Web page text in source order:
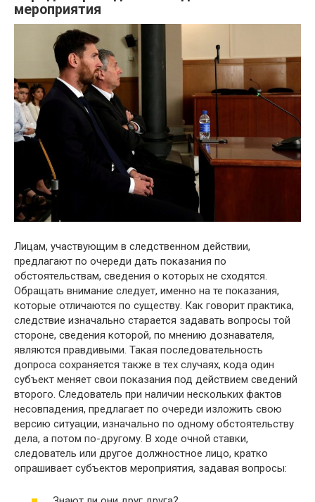
мероприятия
Лицам, участвующим в следственном действии,
предлагают по очереди дать показания по
обстоятельствам, сведения о которых не сходятся.
Обращать внимание следует, именно на те показания,
которые отличаются по существу. Как говорит практика,
следствие изначально старается задавать вопросы той
стороне, сведения которой, по мнению дознавателя,
являются правдивыми. Такая последовательность
допроса сохраняется также в тех случаях, кода один
субъект меняет свои показания под действием сведений
второго. Следователь при наличии нескольких фактов
несовпадения, предлагает по очереди изложить свою
версию ситуации, изначально по одному обстоятельству
дела, а потом по-другому. В ходе очной ставки,
следователь или другое должностное лицо, кратко
опрашивает субъектов мероприятия, задавая вопросы: